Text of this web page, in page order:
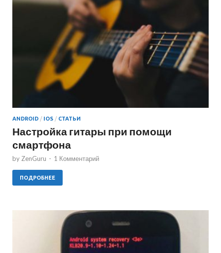
ANDROID / IOS / СТАТЬИ
Настройка гитары при помощи
смартфона
by ZenGuru - 1 Комментарий
ПОДРОБНЕЕ